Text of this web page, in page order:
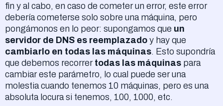
fin y al cabo, en caso de cometer un error, este error
debería cometerse solo sobre una máquina, pero
pongámonos en lo peor: supongamos que un
servidor de DNS es reemplazado y hay que
cambiarlo en todas las máquinas. Esto supondría
que debemos recorrertodas las máquinas para
cambiar este parámetro, lo cual puede ser una
molestia cuando tenemos 10 máquinas, pero es una
absoluta locura si tenemos, 100, 1000, etc.